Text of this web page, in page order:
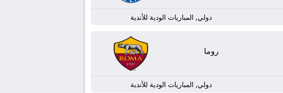
دولي, المباريات الودية للأندية
روما
دولي, المباريات الودية للأندية